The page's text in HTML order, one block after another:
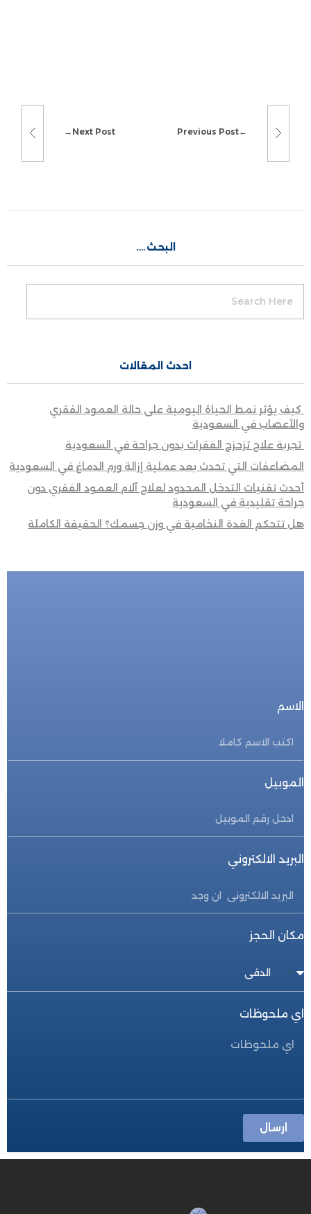
Previous Post
Next Post
البحث….
احدث المقالات
كيف يؤثر نمط الحياة اليومية على حالة العمود الفقري
والأعصاب في السعودية
تجربة علاج تزحزح الفقرات بدون جراحة في السعودية
المضاعفات التي تحدث بعد عملية إزالة ورم الدماغ في السعودية
أحدث تقنيات التدخل المحدود لعلاج آلام العمود الفقري دون
جراحة تقليدية في السعودية
هل تتحكم الغدة النخامية في وزن جسمك؟ الحقيقة الكاملة
الاسم
الموبيل
البريد الالكتروني
مكان الحجز
اي ملحوظات
ارسال